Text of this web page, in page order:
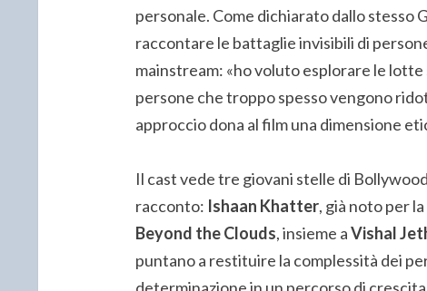
personale. Come dichiarato dallo stesso
raccontare le battaglie invisibili di
mainstream: «ho voluto esplorare le
persone che troppo spesso vengono
approccio dona al film una dimensione
Il cast vede tre giovani stelle di
racconto: Ishaan Khatter, già noto per
Beyond the Clouds, insieme aVishal
puntano a restituire la complessità dei